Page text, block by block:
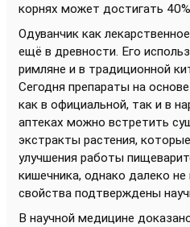
корнях может достигать 40%.
Одуванчик как
ещё в древности. Его
римляне и в традиционной
Сегодня препараты на
как в официальной, так и в
аптеках можно встретить
экстракты растения,
улучшения работы
кишечника, однако далеко
свойства подтверждены
В научной медицине